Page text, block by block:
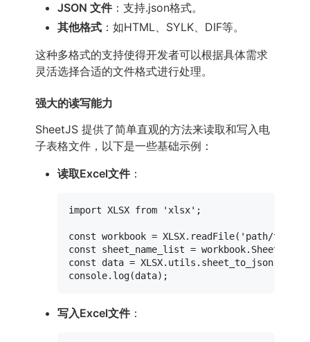
JSON 文件：支持.json格式。
其他格式 ：如HTML、SYLK、DIF等。
这种多格式的支持使得开发者可以根据具体需求
灵活选择合适的文件格式进行处理。
强大的读写能力
SheetJS 提供了简单直观的方法来读取和写入电
子表格文件，以下是一些基础示例：
读取Excel文件：
import XLSX from 'xlsx' ;
const workbook = XLSX. readFile( 'path/to/
const sheet_name_list = workbook. SheetNames
const data = XLSX. utils . sheet_to_json
console. log
写入Excel文件：